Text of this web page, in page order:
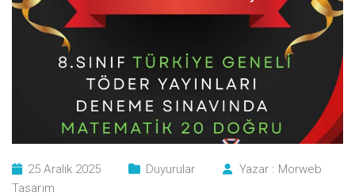
25 Aralık 2025 Duyurular Yazar : Morweb
Tasarım